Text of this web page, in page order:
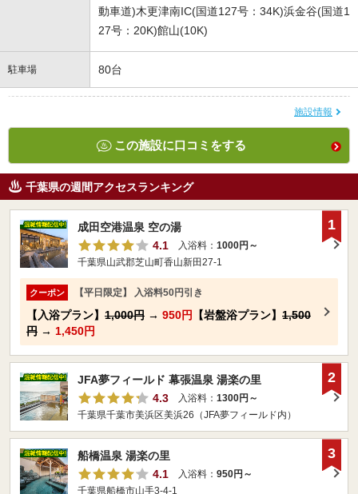
動車道)木更津南IC(国道127号：34K)浜金谷(国道1
27号：20K)館山(10K)
駐車場 80台
施設情報
この施設に口コミをする
千葉県の週間アクセスランキング
成田空港温泉 空の湯
4.1
入浴料： 1000円～
千葉県山武郡芝山町香山新田27-1
クーポン 【平日限定】 入浴料50円引き
【入浴プラン】 1,000円 → 950円 【岩盤浴プラン】 1,500
円 → 1,450円
1
JFA夢フィールド 幕張温泉 湯楽の里
4.3
入浴料： 1300円～
千葉県千葉市美浜区美浜26（JFA夢フィールド内）
2
船橋温泉 湯楽の里
4.1
入浴料： 950円～
千葉県船橋市山手3-4-1
3